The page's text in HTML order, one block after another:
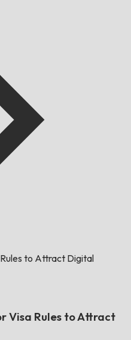
to Attract Digital
Visa Rules to Attract